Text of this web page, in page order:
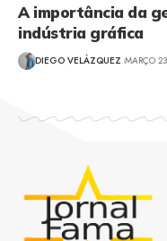
A importância da
indústria gráfica
DIEGO VELÁZQUEZ MARÇO